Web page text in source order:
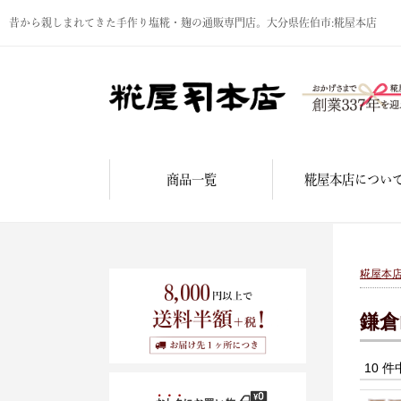
昔から親しまれてきた手作り塩糀・麹の通販専門店。大分県佐伯市:糀屋本店
商品一覧 糀屋本店につい
糀屋本
鎌
10